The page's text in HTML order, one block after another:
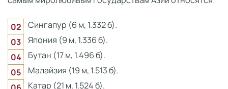
Сингапур (6 м, 1.332 б).
Япония (9 м, 1.336 б).
Бутан (17 м, 1.496 б).
Малайзия (19 м, 1.513 б).
Катар (21 м, 1.524 б).